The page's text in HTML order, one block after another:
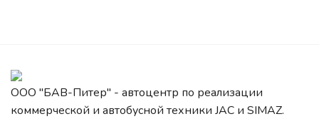
ООО "БАВ-Питер" - автоцентр по реализации
коммерческой и автобусной техники JAC и SIMAZ.